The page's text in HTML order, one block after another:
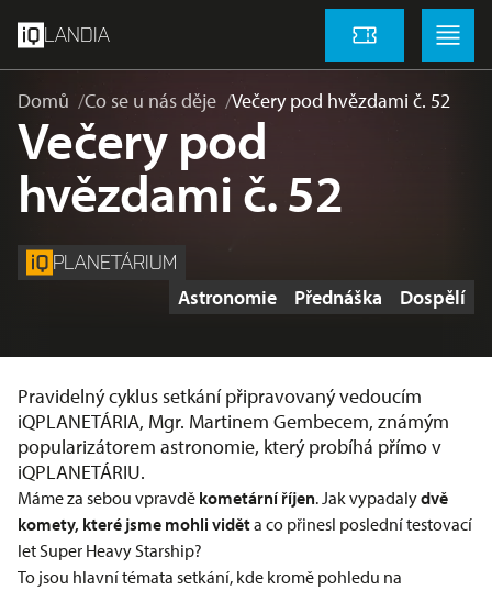
LANDIA Vstupenky
Menu
Domů Co se u nás děje Večery pod hvězdami č. 52
Večery pod
hvězdami č. 52
PLANETÁRIUM
Štítky
Astronomie Přednáška Dospělí
Pravidelný cyklus setkání připravovaný vedoucím
iQPLANETÁRIA, Mgr. Martinem Gembecem, známým
popularizátorem astronomie, který probíhá přímo v
iQPLANETÁRIU.
Máme za sebou vpravdě kometární říjen. Jak vypadalydvě
komety, které jsme mohli viděta co přinesl poslední testovací
let Super Heavy Starship?
To jsou hlavní témata setkání, kde kromě pohledu na